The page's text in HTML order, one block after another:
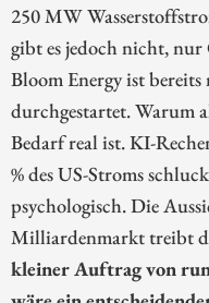
250 MW
gibt es jedoch nicht, nur
Bloom Energy ist
durchgestartet. Warum
Bedarf real ist. KI-
% des US-Stroms
psychologisch. Die
Milliardenmarkt treibt
kleiner Auftrag von